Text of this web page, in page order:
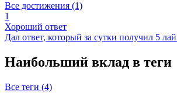
Все достижения (1)
1
Хороший ответ
Дал ответ, который за сутки получил 5
Наибольший вклад в теги
Все теги (4)